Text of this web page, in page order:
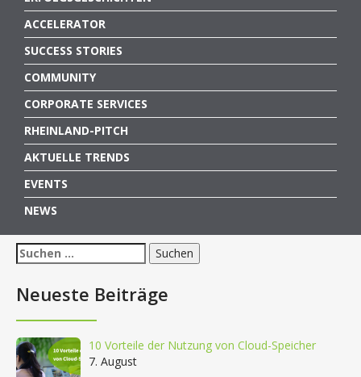
ACCELERATOR
SUCCESS STORIES
COMMUNITY
CORPORATE SERVICES
RHEINLAND-PITCH
AKTUELLE TRENDS
EVENTS
NEWS
Suchen
nach:
Neueste Beiträge
10 Vorteile der Nutzung von Cloud-Speicher
7. August